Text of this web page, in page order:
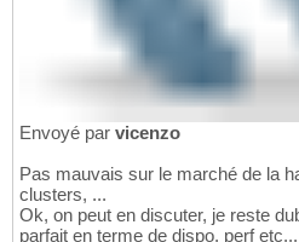
Envoyé par vicenzo
Pas mauvais sur le marché de la
clusters, ...
Ok, on peut en discuter, je reste
parfait en terme de dispo, perf